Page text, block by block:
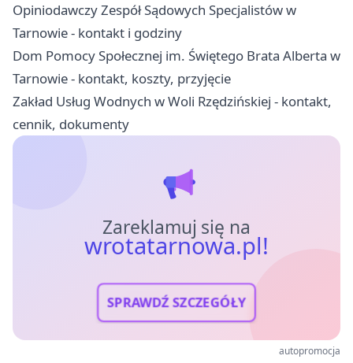
Opiniodawczy Zespół Sądowych Specjalistów w
Tarnowie - kontakt i godziny
Dom Pomocy Społecznej im. Świętego Brata Alberta w
Tarnowie - kontakt, koszty, przyjęcie
Zakład Usług Wodnych w Woli Rzędzińskiej - kontakt,
cennik, dokumenty
Zareklamuj się na
wrotatarnowa.pl!
SPRAWDŹ SZCZEGÓŁY
autopromocja